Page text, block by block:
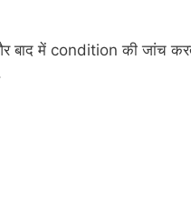
बाद में condition की जांच